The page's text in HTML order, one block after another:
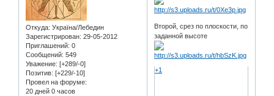
Откуда: Україна/Лебедин
Зарегистрирован: 29-05-2012
Приглашений: 0
Сообщений: 549
Уважение: [+289/-0]
Позитив: [+229/-10]
Провел на форуме:
20 дней 0 часов
Второй, срез по плоскости, по
заданной высоте
+1